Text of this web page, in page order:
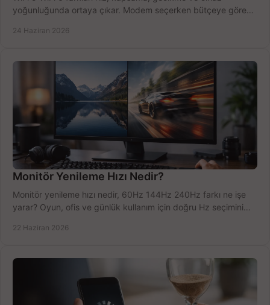
yoğunluğunda ortaya çıkar. Modem seçerken bütçeye göre
24 Haziran 2026
Monitör Yenileme Hızı Nedir?
Monitör yenileme hızı nedir, 60Hz 144Hz 240Hz farkı ne işe
yarar? Oyun, ofis ve günlük kullanım için doğru Hz seçimini
22 Haziran 2026